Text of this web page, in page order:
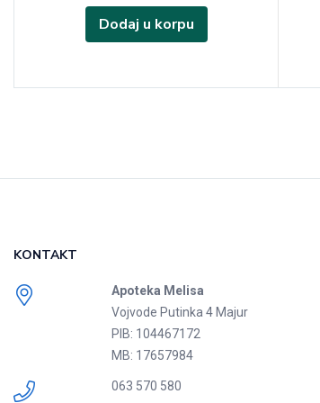
Dodaj u korpu
KONTAKT
Apoteka Melisa
Vojvode Putinka 4 Majur
PIB: 104467172
MB: 17657984
063 570 580